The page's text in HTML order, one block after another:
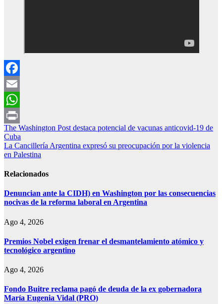
Facebook
Email
WhatsApp
Print
Navegación
de
entradas
The Washington Post destaca potencial de vacunas anticovid-19 de
Cuba
La Cancillería Argentina expresó su preocupación por la violencia
en Palestina
Relacionados
Denuncian ante la CIDH) en Washington por las consecuencias
nocivas de la reforma laboral en Argentina
Ago 4, 2026
Premios Nobel exigen frenar el desmantelamiento atómico y
tecnológico argentino
Ago 4, 2026
Fondo Buitre reclama pagó de deuda de la ex gobernadora
María Eugenia Vidal (PRO)